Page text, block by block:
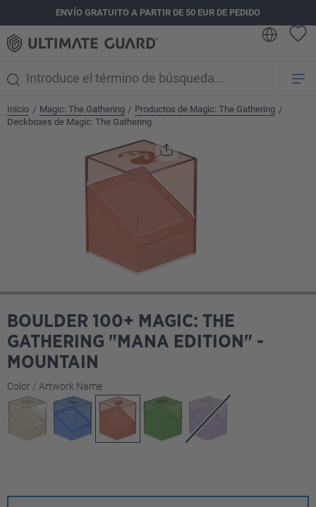
principalENVÍO GRATUITO A PARTIR DE 50 EUR DE PEDIDO
Inicio / Magic: The Gathering / Productos de Magic: The Gathering /
Deckboxes de Magic: The Gathering
BOULDER 100+ MAGIC: THE
GATHERING "MANA EDITION" -
MOUNTAIN
Seleccione
Color / Artwork Name